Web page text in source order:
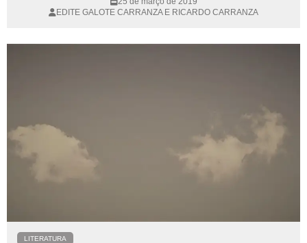
EDITE GALOTE CARRANZA E RICARDO CARRANZA
LITERATURA